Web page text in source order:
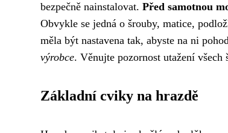
bezpečně nainstalovat. Před samotnou
Obvykle se jedná o šrouby, matice,
měla být nastavena tak, abyste na ni
výrobce. Věnujte pozornost utažení
Základní cviky na hrazdě